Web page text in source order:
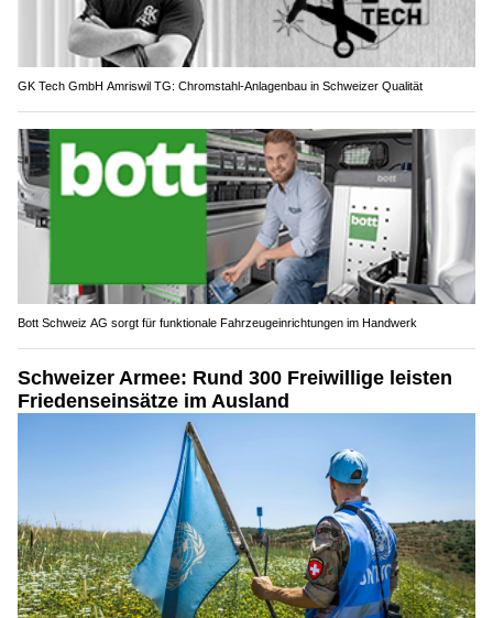
GK Tech GmbH Amriswil TG: Chromstahl-Anlagenbau in Schweizer Qualität
Bott Schweiz AG sorgt für funktionale Fahrzeugeinrichtungen im Handwerk
Schweizer Armee: Rund 300 Freiwillige leisten
Friedenseinsätze im Ausland